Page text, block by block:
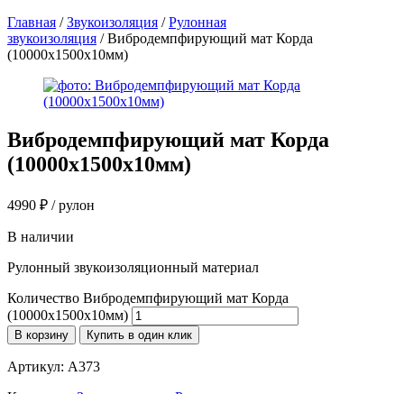
Главная /Звукоизоляция /Рулонная
звукоизоляция / Вибродемпфирующий мат Корда
(10000х1500х10мм)
Вибродемпфирующий мат Корда
(10000х1500х10мм)
4990 ₽ / рулон
В наличии
Рулонный звукоизоляционный материал
Количество Вибродемпфирующий мат Корда
(10000х1500х10мм)
В корзину Купить в один клик
Артикул: A373